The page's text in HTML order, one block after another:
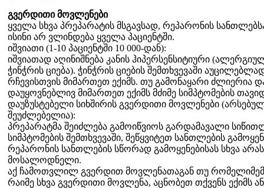
გვერდითი მოვლენები
ყველა სხვა პრეპარატის მსგავსად, რეპარონის
ისინი არ ვლინდება ყველა პაციენტში.
იშვიათი (1-10 პაციენტში 10 000-დან):
იშვიათად აღინიშნება კანის ჰიპერსენსიტიური
ჭინჭრის ციება). ჭინჭრის ციების შემთხვევაში
რჩევისთვის მიმართეთ ექიმს. თუ გამონაყარი ძლიერია
დაუყოვნებლივ მიმართეთ ექიმს მძიმე სიმპტომების
დაუზუსტებელი სიხშირის გვერდითი მოვლენები
შეუძლებელია):
პრეპარატმა შეიძლება გამოიწვიოს გარდამავალი
სიმპტომების შემთხვევაში, შეწყვიტეთ სანთლების
რეპარონის სანთლების სწორად გამოყენებისას სხვა
მოსალოდნელი.
აქ ჩამოთვლილ გვერდით მოვლენათაგან თუ რომელიმემ
რაიმე სხვა გვერდითი მოვლენა, აცნობეთ თქვენს ექიმს